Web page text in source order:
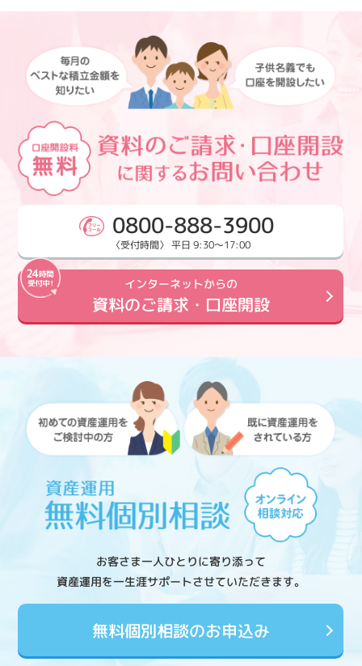
0800-888-3900
〈受付時間〉 平日 9:30～17:00
インターネットからの
資料のご請求・口座開設
お客さま一人ひとりに寄り添って
資産運用を一生涯サポートさせていただきます。
無料個別相談のお申込み